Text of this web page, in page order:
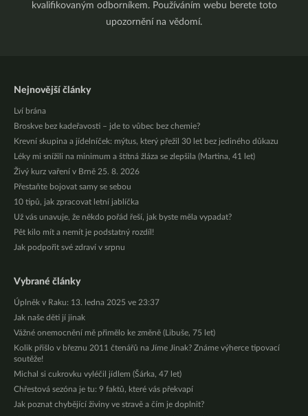
kvalifikovaným odborníkem. Používáním webu berete toto
upozornění na vědomí.
Nejnovější články
Lví brána
Broskve bez kadeřavosti – jde to vůbec bez chemie?
Krevní skupina a jídelníček: mýtus, který přežil 30 let bez jediného důkazu
Léky mi snížili na minimum a štítná žláza se zlepšila (Martina, 41 let)
Živý kurz vaření v Brně 25. 8. 2026
Přestaňte bojovat samy se sebou
10 tipů, jak zpracovat letní jablíčka
Už vás unavuje, že někdo pořád řeší, jak byste měla vypadat?
Pět kilo mít a nemít je podstatný rozdíl!
Jak podpořit své zdraví v srpnu
Vybrané články
Úplněk v Raku: 13. ledna 2025 ve 23:37
Jak naše děti jí jinak
Vážné onemocnění mě přimělo ke změně (Libuše, 75 let)
Kolik přišlo v březnu 2011 čtenářů na Jíme Jinak? Známe výherce tipovací
soutěže!
Michal si cukrovku vyléčil jídlem (Šárka, 47 let)
Chřestová sezóna je tu: 9 faktů, které vás překvapí
Jak poznat chybějící živiny ve stravě a čím je doplnit?